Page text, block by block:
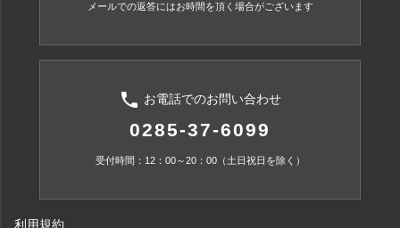
メールでの返答にはお時間を頂く場合がございます
phone お電話でのお問い合わせ
0285-37-6099
受付時間：12：00～20：00（土日祝日を除く）
利用規約